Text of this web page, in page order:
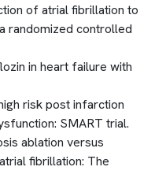
of atrial fibrillation to
randomized controlled
in heart failure with
risk post infarction
SMART trial.
ablation versus
fibrillation: The